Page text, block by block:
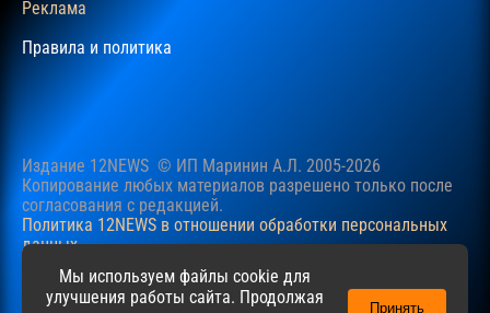
Реклама
Правила и политика
Издание 12NEWS © ИП Маринин А.Л. 2005-2026
Копирование любых материалов разрешено только после
согласования c редакцией.
Политика 12NEWS в отношении обработки персональных
данных
Наш сайт использует файлы cookie для учучшения
пользовательского опыта. Продолжая просматривать сайт,
Мы используем файлы cookie для
улучшения работы сайта. Продолжая
Принять